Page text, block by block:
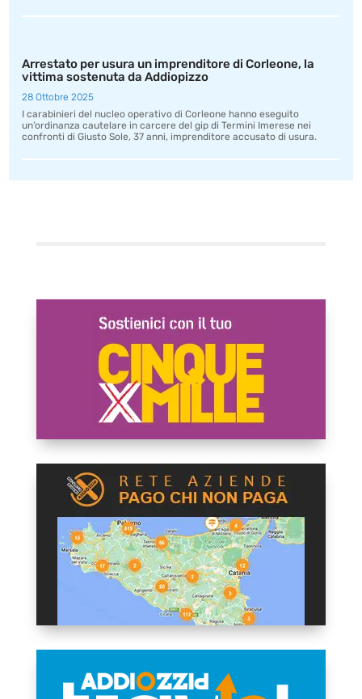
Arrestato per usura un imprenditore di Corleone, la
vittima sostenuta da Addiopizzo
28 Ottobre 2025
I carabinieri del nucleo operativo di Corleone hanno eseguito
un’ordinanza cautelare in carcere del gip di Termini Imerese nei
confronti di Giusto Sole, 37 anni, imprenditore accusato di usura.